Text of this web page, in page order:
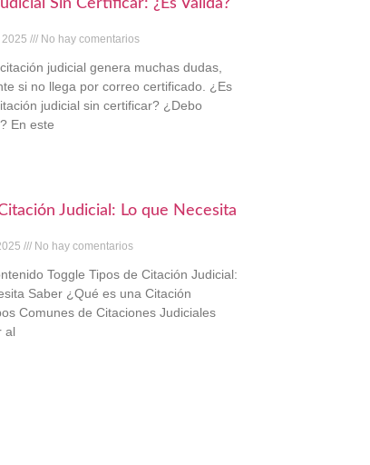
Sin Certificar: ¿Es Válida?
No hay comentarios
judicial genera muchas dudas,
si no llega por correo certificado. ¿Es
judicial sin certificar? ¿Debo
En este
Judicial: Lo que Necesita
No hay comentarios
Toggle Tipos de Citación Judicial:
Saber ¿Qué es una Citación
Comunes de Citaciones Judiciales
al